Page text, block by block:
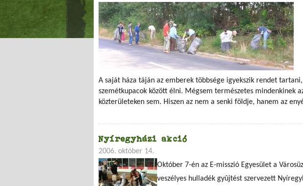
A saját háza táján az emberek többsége igyekszik rendet
szemétkupacok között élni. Mégsem természetes mindenkinek
közterületeken sem. Hiszen az nem a senki földje, hanem az
Nyíregyházi akció
2006. október 14.
Október 7-én az E-misszió Egyesület a
veszélyes hulladék gyûjtést szervezett